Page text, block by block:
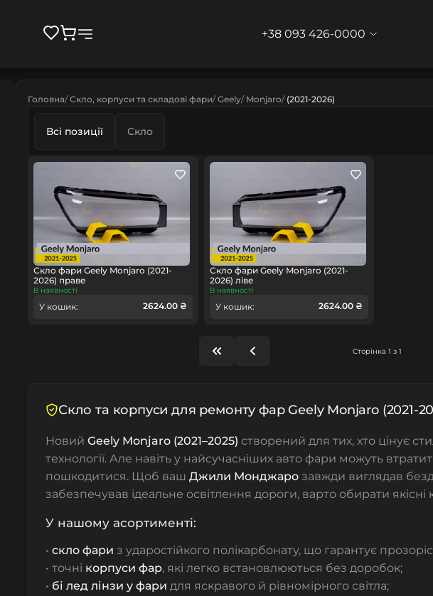
+38 093 426-0000
Головна Скло, корпуси та складові фари Geely Monjaro (2021-2026)
Всі позиції Скло
Скло фари Geely Monjaro (2021-
2026) праве
В наявності
У кошик: 2624.00 ₴
Скло фари Geely Monjaro (2021-
2026) ліве
В наявності
У кошик: 2624.00 ₴
Сторінка 1 з 1
Скло та корпуси для ремонту фар Geely Monjaro (2021-
Новий Geely Monjaro (2021–2025) створений для тих, хто цінує
технології. Але навіть у найсучасніших авто фари можуть
пошкодитися. Щоб ваш Джили Монджаро завжди виглядав
забезпечував ідеальне освітлення дороги, варто обирати якісні
У нашому асортименті:
• скло фари з ударостійкого полікарбонату, що гарантує
• точні корпуси фар, які легко встановлюються без доробок;
• бі лед лінзи у фари для яскравого й рівномірного світла;